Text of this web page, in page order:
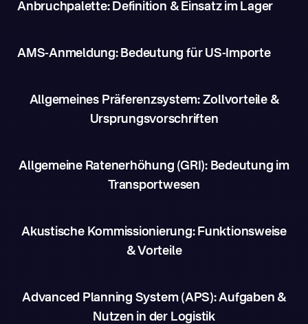
Anbruchpalette: Definition & Einsatz im Lager
AMS-Anmeldung: Bedeutung für US-Importe
Allgemeines Präferenzsystem: Zollvorteile &
Ursprungsvorschriften
Allgemeine Ratenerhöhung (GRI): Bedeutung im
Transportwesen
Akustische Kommissionierung: Funktionsweise
& Vorteile
Advanced Planning System (APS): Aufgaben &
Nutzen in der Logistik